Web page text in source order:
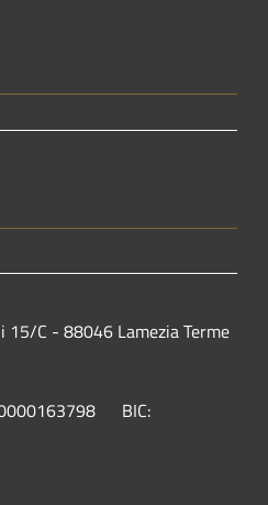
C - 88046 Lamezia Terme
BIC: